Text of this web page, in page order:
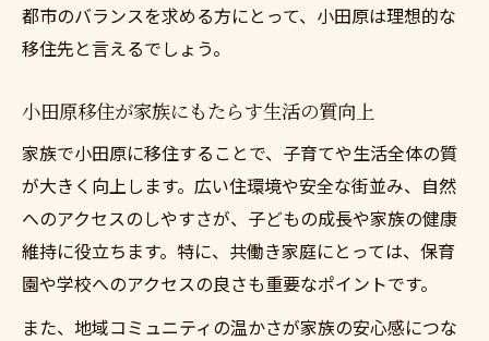
小田原に移住で生活の質を向上させる安心
ステップ
恵
東京都通勤と小田原移住の両立で不安を軽
減
コミュニティ参加で生活の質向上を実感す
る方法
移住支援制度を活用して不安を減らすコツ
都市のバランスを求める方にとって、小田原は理想的な
移住先と言えるでしょう。
小田原移住が家族にもたらす生活の質向上
家族で小田原に移住することで、子育てや生活全体の質
が大きく向上します。広い住環境や安全な街並み、自然
へのアクセスのしやすさが、子どもの成長や家族の健康
維持に役立ちます。特に、共働き家庭にとっては、保育
園や学校へのアクセスの良さも重要なポイントです。
また、地域コミュニティの温かさが家族の安心感につな